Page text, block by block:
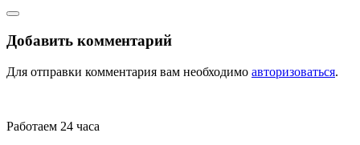
Добавить комментарий
Для отправки комментария вам необходимо авторизоваться.
Работаем 24 часа